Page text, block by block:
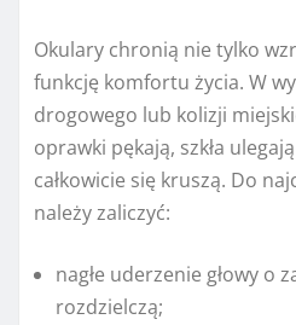
Okulary chronią nie tylko
funkcję komfortu życia. W
drogowego lub kolizji
oprawki pękają, szkła
całkowicie się kruszą. Do
należy zaliczyć:
nagłe uderzenie głowy o
rozdzielczą;